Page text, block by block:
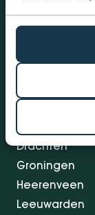
InSight -
Bolsward
Drachten
Groningen
Heerenveen
Leeuwarden